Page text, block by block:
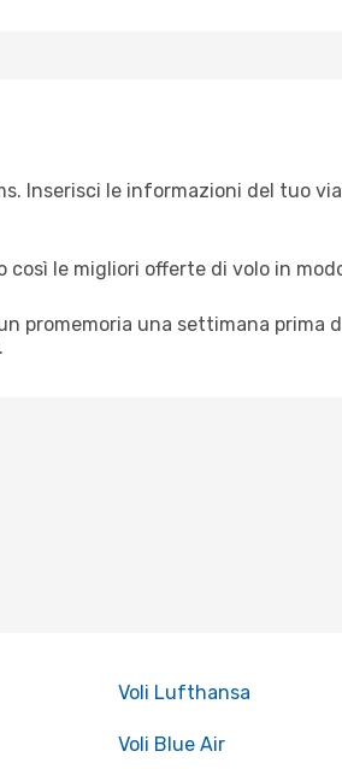
Inserisci le informazioni del tuo
le migliori offerte di volo in
promemoria una settimana prima
Voli Lufthansa
Voli Blue Air